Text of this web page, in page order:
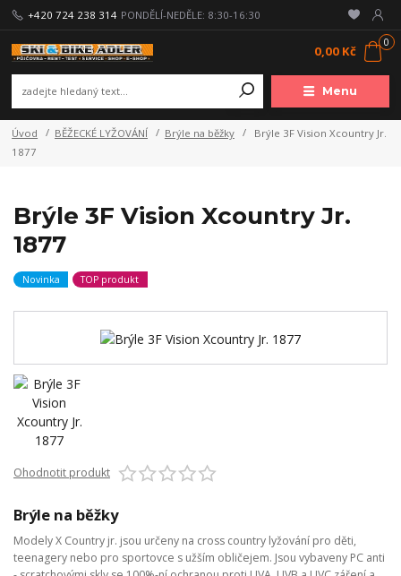
Menu
+420 724 238 314 PONDĚLÍ-NEDĚLE: 8:30-16:30
0
0,00 Kč
Úvod BĚŽECKÉ LYŽOVÁNÍ Brýle na běžky
Brýle 3F Vision Xcountry Jr.
1877
Brýle 3F Vision Xcountry Jr.
1877
Novinka TOP produkt
Ohodnotit produkt
Brýle na běžky
Modely X Country jr. jsou určeny na cross country lyžování pro děti,
teenagery nebo pro sportovce s užším obličejem. Jsou vybaveny PC anti